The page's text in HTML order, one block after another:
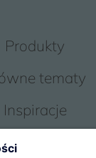
Produkty
tematy
Inspiracje
Obsługa